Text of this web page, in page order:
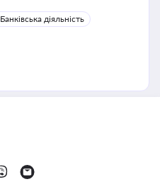
Банківська діяльність